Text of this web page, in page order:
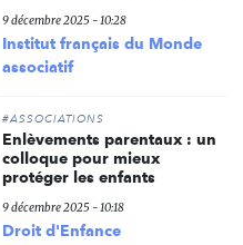
9 décembre 2025 - 10:28
Institut français du Monde
associatif
#ASSOCIATIONS
Enlèvements parentaux : un
colloque pour mieux
protéger les enfants
9 décembre 2025 - 10:18
Droit d'Enfance